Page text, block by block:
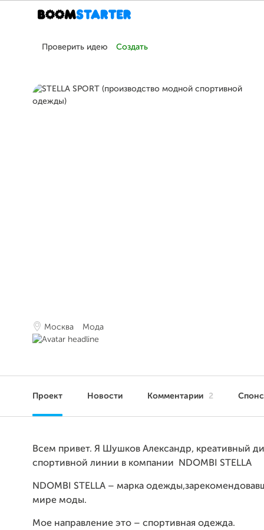
Проверить идею Создать
Москва Мода
Проект Новости Комментарии 2
Всем привет. Я Шушков Александр, креативный
спортивной линии в компании
NDOMBI STELLA
NDOMBI STELLA – марка
мире моды.
Мое направление это – спортивная одежда.